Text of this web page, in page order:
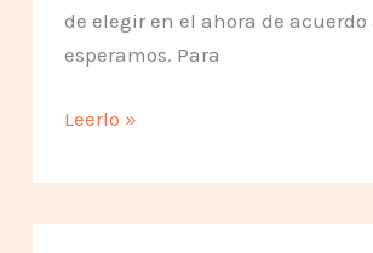
de elegir en el ahora de acuerdo
esperamos. Para
Lo
deseo
para
Leerlo »